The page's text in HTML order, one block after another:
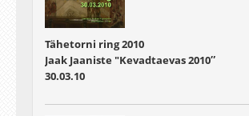
Tähetorni ring 2010
Jaak Jaaniste "Kevadtaevas 2010″
30.03.10